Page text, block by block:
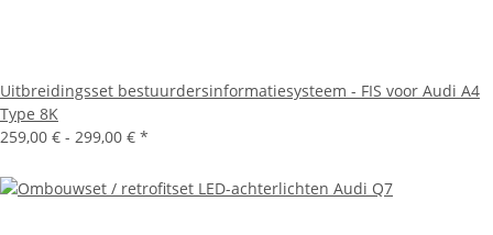
Uitbreidingsset bestuurdersinformatiesysteem - FIS voor Audi A4
Type 8K
259,00 € - 299,00 € *